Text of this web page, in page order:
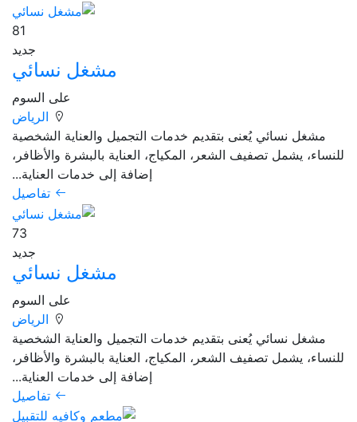
جديد
مشغل نسائي
على السوم
الرياض
مشغل نسائي يُعنى بتقديم خدمات التجميل والعناية الشخصية
للنساء، يشمل تصفيف الشعر، المكياج، العناية بالبشرة والأظافر،
إضافة إلى خدمات العناية...
تفاصيل
جديد
مشغل نسائي
على السوم
الرياض
مشغل نسائي يُعنى بتقديم خدمات التجميل والعناية الشخصية
للنساء، يشمل تصفيف الشعر، المكياج، العناية بالبشرة والأظافر،
إضافة إلى خدمات العناية...
تفاصيل